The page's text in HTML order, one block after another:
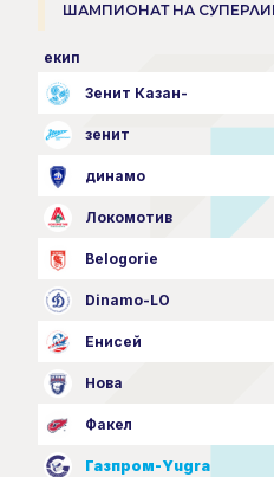
ШАМПИОНАТ НА
екип
Зенит Казан-
зенит
динамо
Локомотив
Belogorie
Dinamo-LO
Енисей
Нова
Факел
Газпром-Yugra